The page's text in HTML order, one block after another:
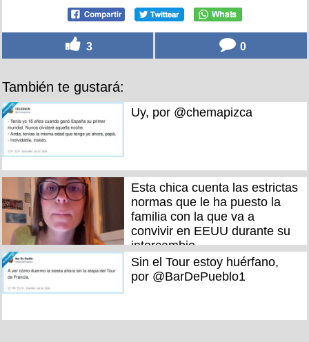
3 0
También te gustará:
Uy, por @chemapizca
Esta chica cuenta las estrictas
normas que le ha puesto la
familia con la que va a
convivir en EEUU durante su
intercambio
Sin el Tour estoy huérfano,
por @BarDePueblo1